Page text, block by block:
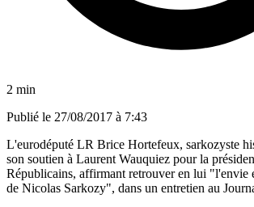
2 min
Publié le 27/08/2017 à 7:43
L'eurodéputé LR Brice Hortefeux, sarkozyste
son soutien à Laurent Wauquiez pour la
Républicains, affirmant retrouver en lui "l'envie
de Nicolas Sarkozy", dans un entretien au